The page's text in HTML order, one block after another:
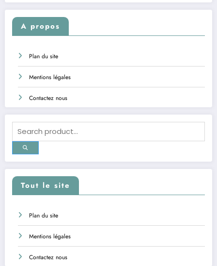
A propos
Plan du site
Mentions légales
Contactez nous
Tout le site
Plan du site
Mentions légales
Contactez nous